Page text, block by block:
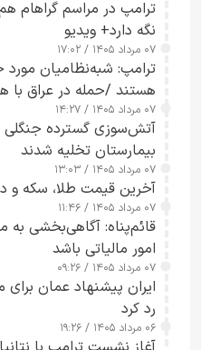
ترامپ در مراسم گراهام
نگه دارد+ ویدیو
۰۷ مرداد ۱۴۰۵ / ۱۷:۰۲
ترامپ: شبه‌نظامیان
هستند /حمله در عراق با
۰۷ مرداد ۱۴۰۵ / ۱۴:۲۷
آتش‌سوزی گسترده جنگلی
بیمارستان تخلیه شدند
۰۷ مرداد ۱۴۰۵ / ۱۳:۰۳
آخرین قیمت طلا، سکه و
۰۷ مرداد ۱۴۰۵ / ۱۱:۴۶
قائم‌پناه: آگاهی‌بخشی به
امور مالیاتی باشد
۰۷ مرداد ۱۴۰۵ / ۰۹:۲۶
ایران پیشنهاد عمان
رد کرد
۰۶ مرداد ۱۴۰۵ / ۱۹:۲۶